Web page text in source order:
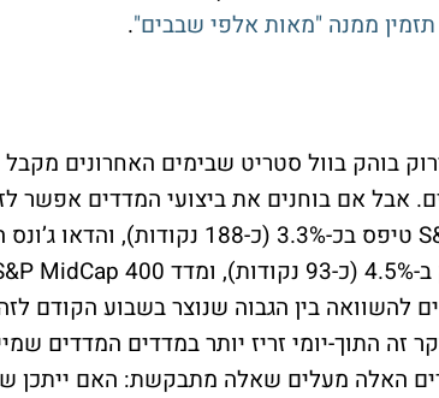
.
בוהק בוול סטריט שבימים האחרונים מקבל
אבל אם בוחנים את ביצועי המדדים אפשר
להשוואה בין הגבוה שנוצר בשבוע הקודם
זה התוך-יומי זריז יותר במדדים המדדים
האלה מעלים שאלה מתבקשת: האם ייתכן